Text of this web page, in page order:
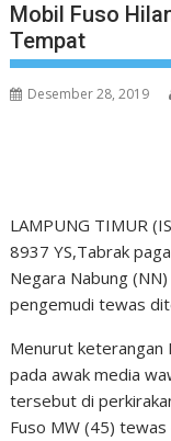
Mobil Fuso
Tempat
Desember 28, 2019
LAMPUNG TIMUR
8937 YS,Tabrak
Negara Nabung
pengemudi tewas
Menurut keterangan
pada awak media
tersebut di
Fuso MW (45) tewas